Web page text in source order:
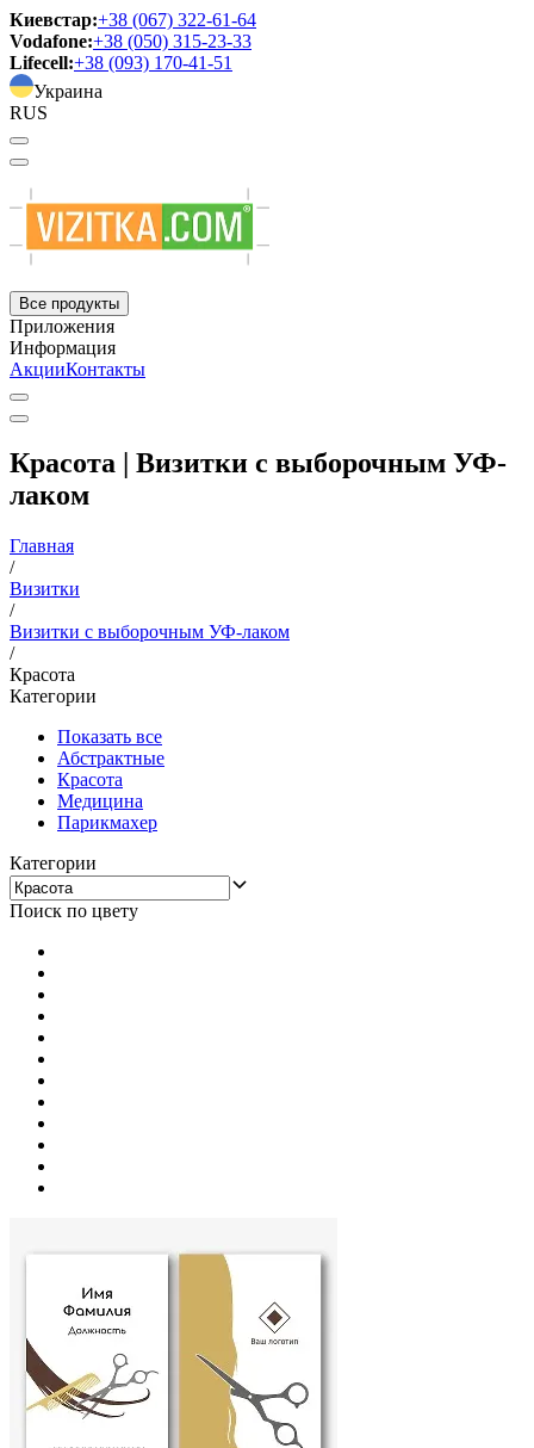
Киевстар:+38 (067) 322-61-64
Vodafone:+38 (050) 315-23-33
Lifecell:+38 (093) 170-41-51
Украина
RUS
Все продукты
Приложения
Информация
АкцииКонтакты
Красота | Визитки с выборочным УФ-
лаком
Главная
/
Визитки
/
Визитки с выборочным УФ-лаком
/
Красота
Категории
Показать все
Абстрактные
Красота
Медицина
Парикмахер
Категории
Поиск по цвету